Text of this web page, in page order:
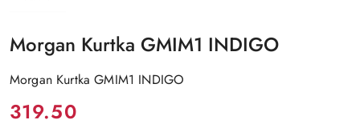
Morgan Kurtka GMIM1 INDIGO
Morgan Kurtka GMIM1 INDIGO
Cena:
319.50